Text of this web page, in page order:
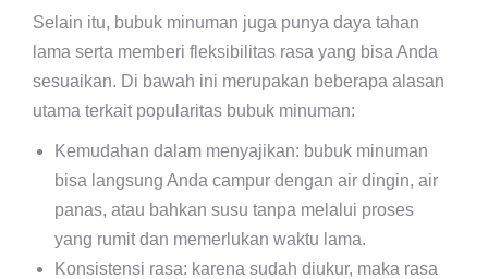
Selain itu, bubuk minuman juga punya daya tahan
lama serta memberi fleksibilitas rasa yang bisa Anda
sesuaikan. Di bawah ini merupakan beberapa alasan
utama terkait popularitas bubuk minuman:
Kemudahan dalam menyajikan: bubuk minuman
bisa langsung Anda campur dengan air dingin, air
panas, atau bahkan susu tanpa melalui proses
yang rumit dan memerlukan waktu lama.
Konsistensi rasa: karena sudah diukur, maka rasa